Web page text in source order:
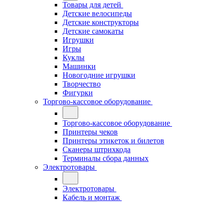
Товары для детей
Детские велосипеды
Детские конструкторы
Детские самокаты
Игрушки
Игры
Куклы
Машинки
Новогодние игрушки
Творчество
Фигурки
Торгово-кассовое оборудование
Торгово-кассовое оборудование
Принтеры чеков
Принтеры этикеток и билетов
Сканеры штрихкода
Терминалы сбора данных
Электротовары
Электротовары
Кабель и монтаж